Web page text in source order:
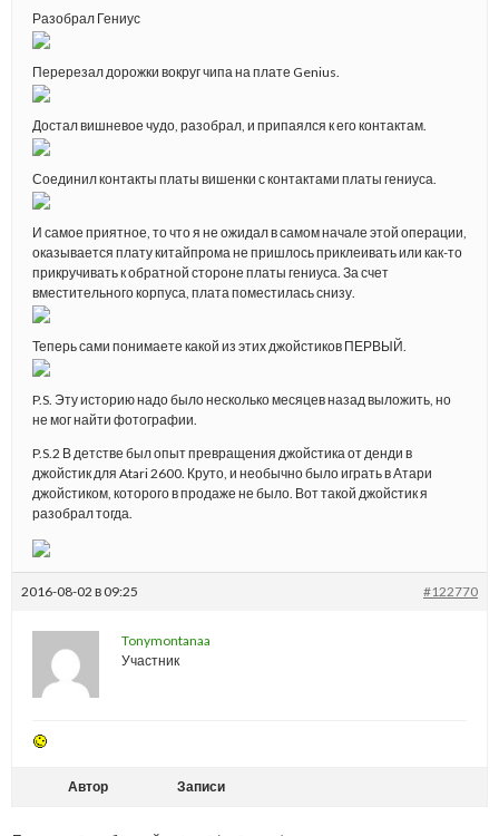
Разобрал Гениус
Перерезал дорожки вокруг чипа на плате Genius.
Достал вишневое чудо, разобрал, и припаялся к его контактам.
Соединил контакты платы вишенки с контактами платы гениуса.
И самое приятное, то что я не ожидал в самом начале этой операции,
оказывается плату китайпрома не пришлось приклеивать или как-то
прикручивать к обратной стороне платы гениуса. За счет
вместительного корпуса, плата поместилась снизу.
Теперь сами понимаете какой из этих джойстиков ПЕРВЫЙ.
P.S. Эту историю надо было несколько месяцев назад выложить, но
не мог найти фотографии.
P.S.2 В детстве был опыт превращения джойстика от денди в
джойстик для Atari 2600. Круто, и необычно было играть в Атари
джойстиком, которого в продаже не было. Вот такой джойстик я
разобрал тогда.
2016-08-02 в 09:25 #122770
Tonymontanaa
Участник
Автор Записи